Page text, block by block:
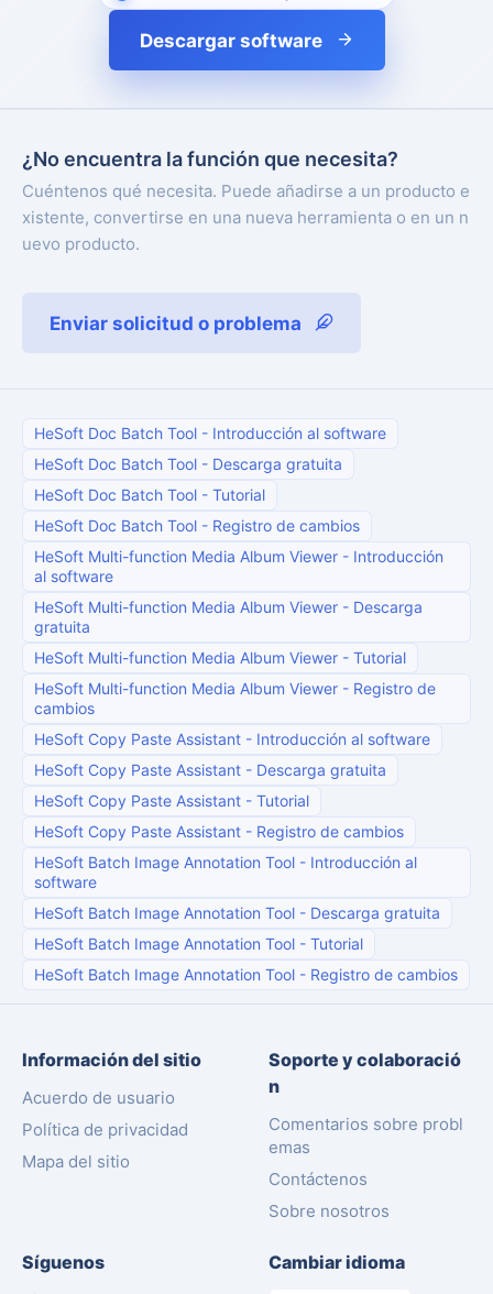
Descargar software
¿No encuentra la función que necesita?
Cuéntenos qué necesita. Puede añadirse a un producto e
xistente, convertirse en una nueva herramienta o en un n
uevo producto.
Enviar solicitud o problema
HeSoft Doc Batch Tool - Introducción al software
HeSoft Doc Batch Tool - Descarga gratuita
HeSoft Doc Batch Tool - Tutorial
HeSoft Doc Batch Tool - Registro de cambios
HeSoft Multi-function Media Album Viewer - Introducción
al software
HeSoft Multi-function Media Album Viewer - Descarga
gratuita
HeSoft Multi-function Media Album Viewer - Tutorial
HeSoft Multi-function Media Album Viewer - Registro de
cambios
HeSoft Copy Paste Assistant - Introducción al software
HeSoft Copy Paste Assistant - Descarga gratuita
HeSoft Copy Paste Assistant - Tutorial
HeSoft Copy Paste Assistant - Registro de cambios
HeSoft Batch Image Annotation Tool - Introducción al
software
HeSoft Batch Image Annotation Tool - Descarga gratuita
HeSoft Batch Image Annotation Tool - Tutorial
HeSoft Batch Image Annotation Tool - Registro de cambios
Información del sitio
Acuerdo de usuario
Política de privacidad
Mapa del sitio
Soporte y colaboració
n
Comentarios sobre probl
emas
Contáctenos
Sobre nosotros
Síguenos Cambiar idioma